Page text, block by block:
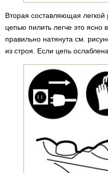
Вторая составляющая легкой
цепью пилить легче это
правильно натянута см.
из строя. Если цепь